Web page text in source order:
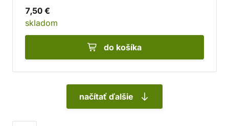
7,50 €
skladom
do košíka
načítať ďalšie